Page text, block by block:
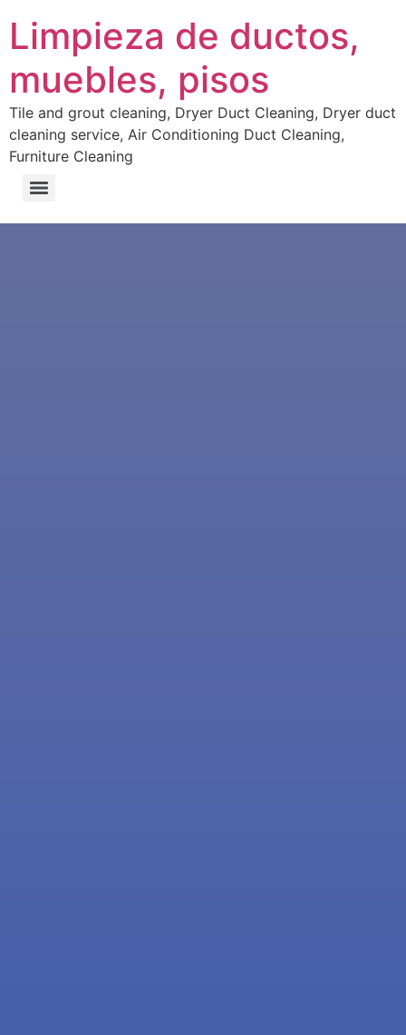
Limpieza de ductos,
muebles, pisos
Tile and grout cleaning, Dryer Duct Cleaning, Dryer duct
cleaning service, Air Conditioning Duct Cleaning,
Furniture Cleaning